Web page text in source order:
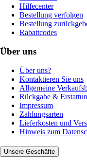
Hilfecenter
Bestellung verfolgen
Bestellung
Rabattcodes
Über uns
Über uns?
Kontaktieren Sie uns
Allgemeine
Rückgabe &
Impressum
Zahlungsarten
Lieferkosten und
Hinweis zum
Unsere Geschäfte